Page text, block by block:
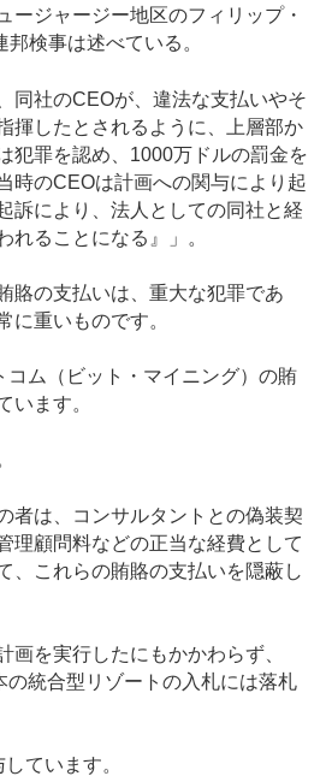
ージャージー地区のフィリップ・
検事は述べている。
同社のCEOが、違法な支払いやそ
揮したとされるように、上層部か
犯罪を認め、1000万ドルの罰金を
時のCEOは計画への関与により起
訴により、法人としての同社と経
れることになる』」。
賂の支払いは、重大な犯罪であ
に重いものです。
ム（ビット・マイニング）の賄
います。
者は、コンサルタントとの偽装契
理顧問料などの正当な経費として
、これらの賄賂の支払いを隠蔽し
を実行したにもかかわらず、
の統合型リゾートの入札には落札
ています。